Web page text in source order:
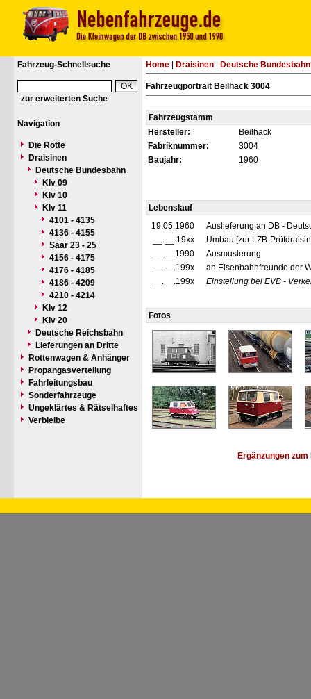
Fahrzeug-Schnellsuche
zur erweiterten Suche
Navigation
Die Rotte
Draisinen
Deutsche Bundesbahn
Klv 09
Klv 10
Klv 11
4101 - 4135
4136 - 4155
Saar 23 - 25
4156 - 4175
4176 - 4185
4186 - 4209
4210 - 4214
Klv 12
Klv 20
Deutsche Reichsbahn
Lieferungen an Dritte
Rottenwagen & Anhänger
Propangasverteilung
Fahrleitungsbau
Sonderfahrzeuge
Ungeklärtes & Rätselhaftes
Verbleibe
Home Draisinen Deutsche Bundesbahn
Fahrzeugportrait Beilhack 3004
Fahrzeugstamm
Hersteller:
Beilhack
Fabriknummer:
3004
Baujahr:
1960
Lebenslauf
19.05.1960
Auslieferung an DB -
__.__.19xx
Umbau [zur LZB-
__.__.1990
Ausmusterung
__.__.199x
an Eisenbahnfreunde der
__.__.199x
Einstellung bei EVB -
Fotos
Ergänzungen